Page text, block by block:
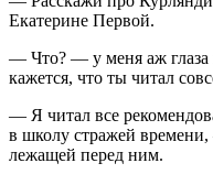
Екатерине Первой.
— Что? — у меня аж
кажется, что ты читал
— Я читал все
в школу стражей
лежащей перед ним.